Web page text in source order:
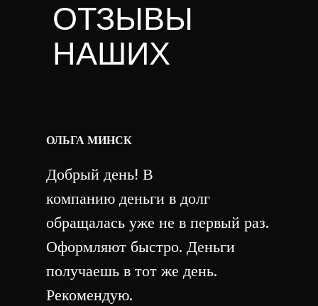
ОТЗЫВЫ
НАШИХ
ОЛЬГА МИНСК
Добрый день! В
компанию деньги в долг
обращалась уже не в первый раз.
Оформляют быстро. Деньги
получаешь в тот же день.
Рекомендую.